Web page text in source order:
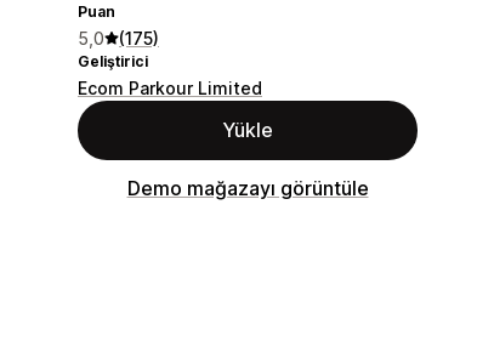
Puan
5,0 (175)
Geliştirici
Ecom Parkour Limited
Yükle
Demo mağazayı görüntüle